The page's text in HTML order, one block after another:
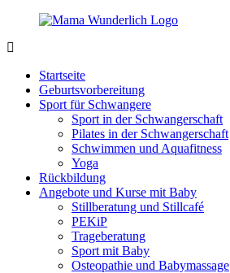
Zurück
Inhalt
sein
wunderbar!
Startseite
Geburtsvorbereitung
Sport für Schwangere
Sport in der Schwangerschaft
Pilates in der Schwangerschaft
Schwimmen und Aquafitness
Yoga
Rückbildung
Angebote und Kurse mit Baby
Stillberatung und Stillcafé
PEKiP
Trageberatung
Sport mit Baby
Osteopathie und Babymassage